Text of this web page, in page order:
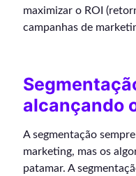
maximizar o ROI
campanhas de
alcançando
A segmentação
marketing, mas os
patamar. A